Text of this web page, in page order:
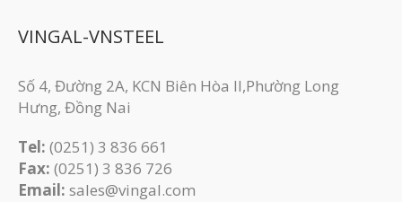
VINGAL-VNSTEEL
Số 4, Đường 2A, KCN Biên Hòa II,Phường Long
Hưng, Đồng Nai
Tel: (0251) 3 836 661
Fax: (0251) 3 83​6 726
Email: sales@vingal.com